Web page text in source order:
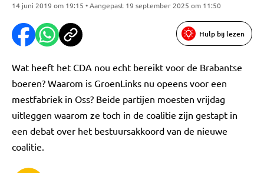
14 juni 2019 om 19:15 • Aangepast 19 september 2025 om 11:50
Hulp bij lezen
Wat heeft het CDA nou echt bereikt voor de Brabantse
boeren? Waarom is GroenLinks nu opeens voor een
mestfabriek in Oss? Beide partijen moesten vrijdag
uitleggen waarom ze toch in de coalitie zijn gestapt in
een debat over het bestuursakkoord van de nieuwe
coalitie.